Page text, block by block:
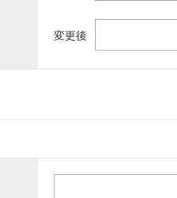
変更後